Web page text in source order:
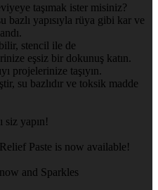
taşımak ister misiniz?
bazlı yapısıyla rüya gibi kar ve
stencil ile de
eşsiz bir dokunuş katın.
projelerinize taşıyın.
su bazlıdır ve toksik madde
siz yapın!
Paste is now available!
and Sparkles